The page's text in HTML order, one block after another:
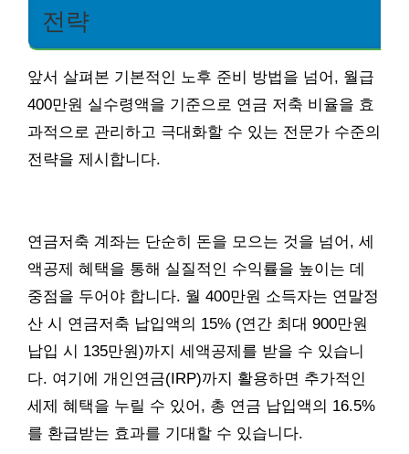
전략
앞서 살펴본 기본적인 노후 준비 방법을 넘어, 월급
400만원 실수령액을 기준으로 연금 저축 비율을 효
과적으로 관리하고 극대화할 수 있는 전문가 수준의
전략을 제시합니다.
연금저축 계좌는 단순히 돈을 모으는 것을 넘어, 세
액공제 혜택을 통해 실질적인 수익률을 높이는 데
중점을 두어야 합니다. 월 400만원 소득자는 연말정
산 시 연금저축 납입액의 15% (연간 최대 900만원
납입 시 135만원)까지 세액공제를 받을 수 있습니
다. 여기에 개인연금(IRP)까지 활용하면 추가적인
세제 혜택을 누릴 수 있어, 총 연금 납입액의 16.5%
를 환급받는 효과를 기대할 수 있습니다.